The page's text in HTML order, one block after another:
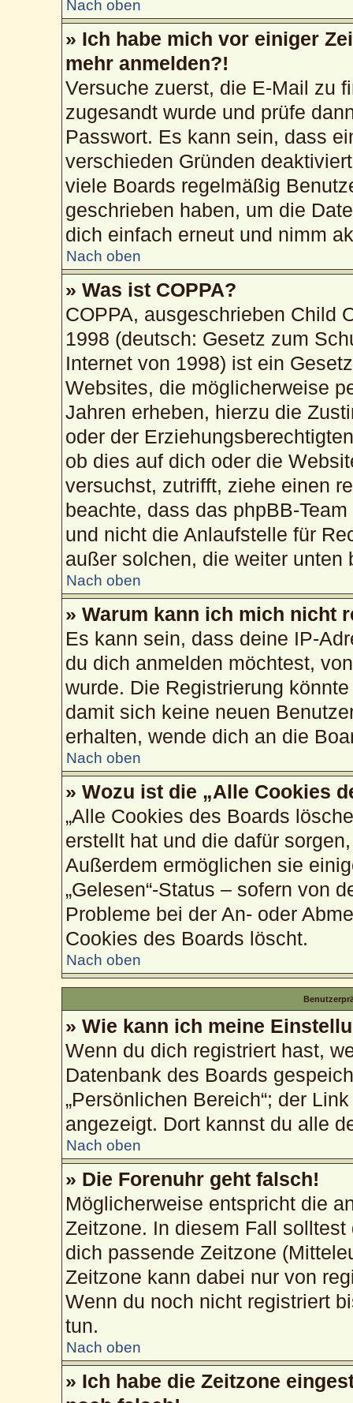
Nach oben
» Ich habe mich vor einiger
mehr anmelden?!
Versuche zuerst, die E-Mail zu
zugesandt wurde und prüfe
Passwort. Es kann sein, dass
verschieden Gründen
viele Boards regelmäßig
geschrieben haben, um die
dich einfach erneut und nimm
Nach oben
» Was ist COPPA?
COPPA, ausgeschrieben Child
1998 (deutsch: Gesetz zum
Internet von 1998) ist ein
Websites, die möglicherweise
Jahren erheben, hierzu die
oder der
ob dies auf dich oder die
versuchst, zutrifft, ziehe einen
beachte, dass das phpBB-
und nicht die Anlaufstelle für
außer solchen, die weiter unten
Nach oben
» Warum kann ich mich nicht
Es kann sein, dass deine IP-
du dich anmelden möchtest,
wurde. Die Registrierung
damit sich keine neuen
erhalten, wende dich an die
Nach oben
» Wozu ist die „Alle Cookies
„Alle Cookies des Boards
erstellt hat und die dafür
Außerdem ermöglichen sie
„Gelesen“-Status – sofern von
Probleme bei der An- oder
Cookies des Boards löscht.
Nach oben
» Wie kann ich meine
Wenn du dich registriert hast,
Datenbank des Boards
„Persönlichen Bereich“; der
angezeigt. Dort kannst du alle
Nach oben
» Die Forenuhr geht falsch!
Möglicherweise entspricht die
Zeitzone. In diesem Fall solltest
dich passende Zeitzone
Zeitzone kann dabei nur von
Wenn du noch nicht registriert
tun.
Nach oben
» Ich habe die Zeitzone